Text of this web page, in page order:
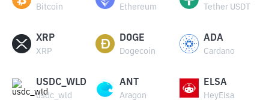
Bitcoin Ethereum Tether USDT
XRP
XRP
DOGE
Dogecoin
ADA
Cardano
USDC_WLD
usdc_wld
ANT
Aragon
ELSA
HeyElsa